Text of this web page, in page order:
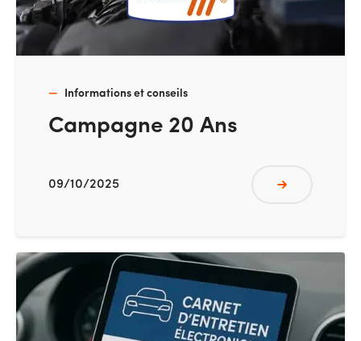
Informations et conseils
Campagne 20 Ans
09/10/2025
Lire plus